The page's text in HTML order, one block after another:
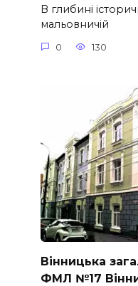
В глибині
мальовничій
0 130
Вінницька
ФМЛ №17